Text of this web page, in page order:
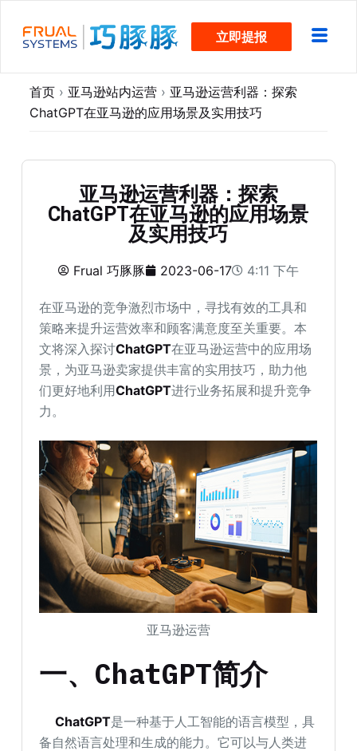
过
立即提报
首页 › 亚马逊站内运营 › 亚马逊运营利器：探索
ChatGPT在亚马逊的应用场景及实用技巧
亚马逊运营利器：探索
ChatGPT在亚马逊的应用场景
及实用技巧
Frual 巧豚豚 2023-06-17 4:11 下午
在亚马逊的竞争激烈市场中，寻找有效的工具和
策略来提升运营效率和顾客满意度至关重要。本
文将深入探讨ChatGPT在亚马逊运营中的应用场
景，为亚马逊卖家提供丰富的实用技巧，助力他
们更好地利用ChatGPT进行业务拓展和提升竞争
力。
亚马逊运营
一、ChatGPT简介
ChatGPT是一种基于人工智能的语言模型，具
备自然语言处理和生成的能力。它可以与人类进